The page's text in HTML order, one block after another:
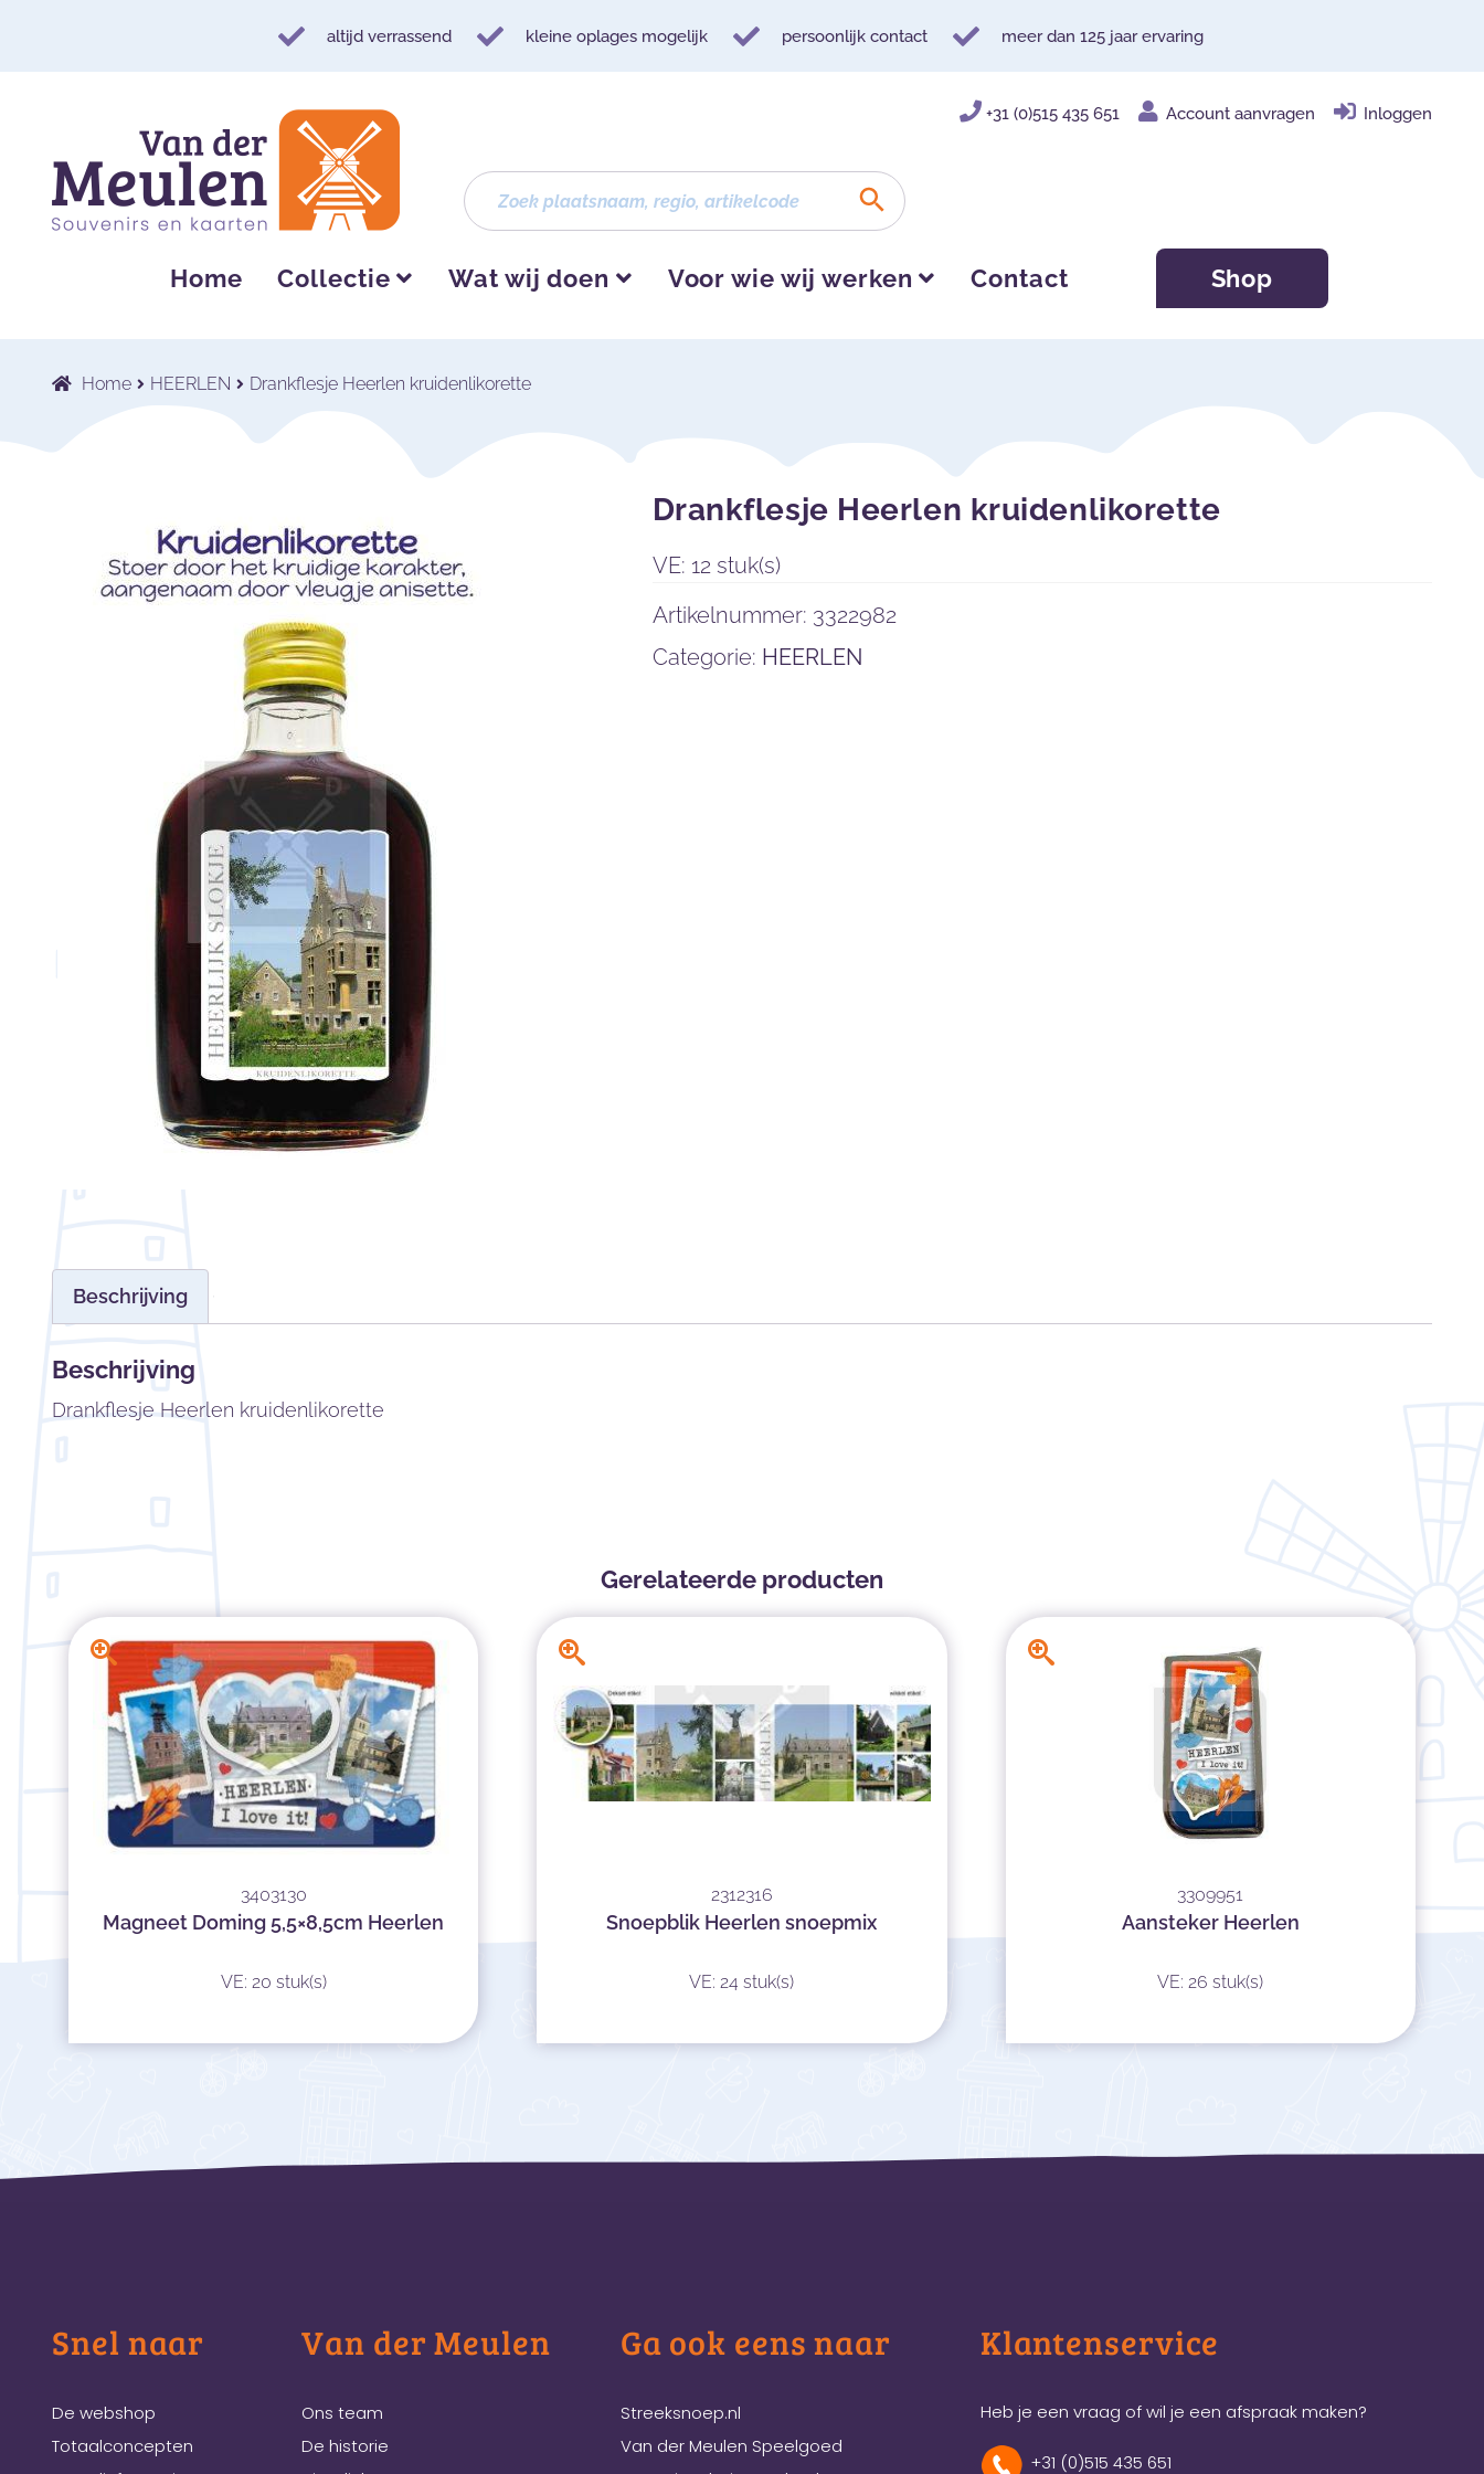
altijd verrassend kleine oplages mogelijk persoonlijk contact meer dan 125 jaar ervaring
navigatie
inhoud
+31 (0)515 435 651 Account aanvragen Inloggen
Home Collectie Wat wij doen Voor wie wij werken Contact Shop
Home HEERLEN Drankflesje Heerlen kruidenlikorette
Drankflesje Heerlen kruidenlikorette
VE: 12 stuk(s)
Artikelnummer: 3322982
Categorie: HEERLEN
Beschrijving
Beschrijving
Drankflesje Heerlen kruidenlikorette
Gerelateerde producten
3403130
Magneet Doming 5,5×8,5cm Heerlen
VE: 20 stuk(s)
2312316
Snoepblik Heerlen snoepmix
VE: 24 stuk(s)
3309951
Aansteker Heerlen
VE: 26 stuk(s)
Snel naar
De webshop
Totaalconcepten
Van der Meulen
Ons team
De historie
Ga ook eens naar
Streeksnoep.nl
Van der Meulen Speelgoed
Klantenservice
Heb je een vraag of wil je een afspraak maken?
+31 (0)515 435 651